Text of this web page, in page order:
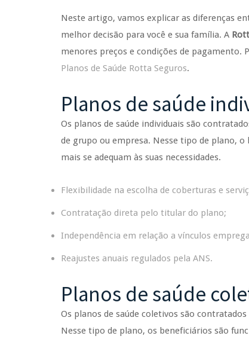
Neste artigo, vamos explicar as diferenças
melhor decisão para você e sua família. A
menores preços e condições de pagamento.
Planos de Saúde Rotta Seguros.
Planos de saúde
Os planos de saúde individuais são
de grupo ou empresa. Nesse tipo de plano,
mais se adequam às suas necessidades.
Flexibilidade na escolha de coberturas e
Contratação direta pelo titular do plano;
Independência em relação a vínculos
Reajustes anuais regulados pela ANS.
Planos de saúde
Os planos de saúde coletivos são
Nesse tipo de plano, os beneficiários são